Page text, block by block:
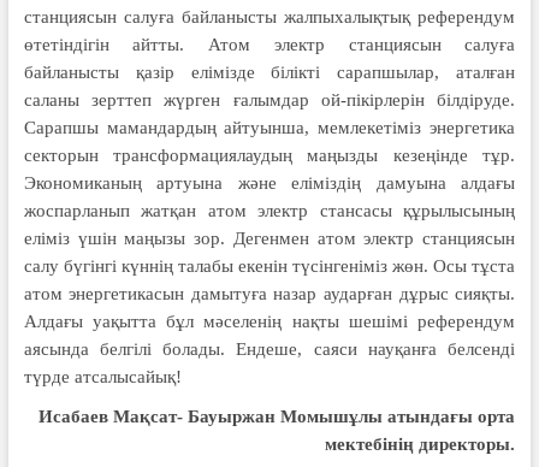
станциясын салуға байланысты жалпыхалықтық референдум
өтетіндігін айтты. Атом электр станциясын салуға
байланысты қазір елімізде білікті сарапшылар, аталған
саланы зерттеп жүрген ғалымдар ой-пікірлерін білдіруде.
Сарапшы мамандардың айтуынша, мемлекетіміз энергетика
секторын трансформациялаудың маңызды кезеңінде тұр.
Экономиканың артуына және еліміздің дамуына алдағы
жоспарланып жатқан атом электр стансасы құрылысының
еліміз үшін маңызы зор. Дегенмен атом электр станциясын
салу бүгінгі күннің талабы екенін түсінгеніміз жөн. Осы тұста
атом энергетикасын дамытуға назар аударған дұрыс сияқты.
Алдағы уақытта бұл мәселенің нақты шешімі референдум
аясында белгілі болады. Ендеше, саяси науқанға белсенді
түрде атсалысайық!
Исабаев Мақсат- Бауыржан Момышұлы атындағы орта
мектебінің директоры.